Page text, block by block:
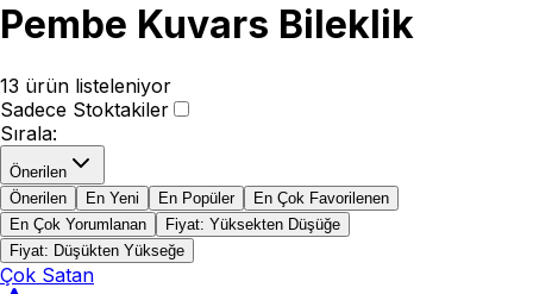
Pembe Kuvars Bileklik
13 ürün listeleniyor
Sadece Stoktakiler
Sırala:
Önerilen
Önerilen
En Yeni En Popüler
En Çok Favorilenen
En Çok Yorumlanan
Fiyat: Yüksekten Düşüğe
Fiyat: Düşükten Yükseğe
Çok Satan